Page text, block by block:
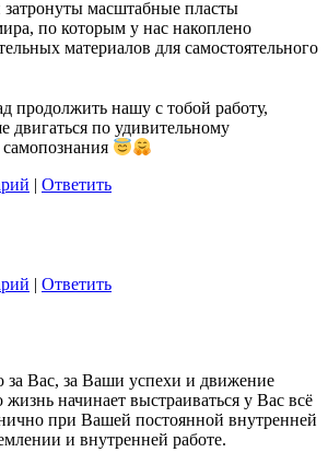
затронуты масштабные пласты
по которым у нас накоплено
материалов для самостоятельного
продолжить нашу с тобой работу,
двигаться по удивительному
| Ответить
| Ответить
за Вас, за Ваши успехи и движение
начинает выстраиваться у Вас всё
при Вашей постоянной внутренней
и внутренней работе.